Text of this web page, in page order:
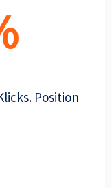
Position